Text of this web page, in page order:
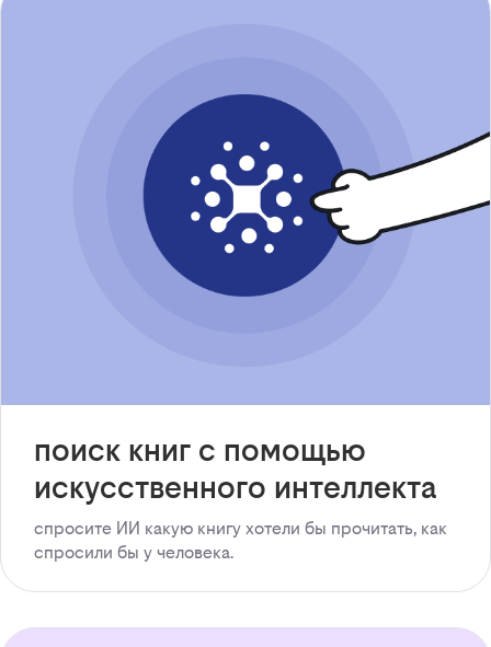
поиск книг с помощью
искусственного интеллекта
спросите ИИ какую книгу хотели бы прочитать, как
спросили бы у человека.